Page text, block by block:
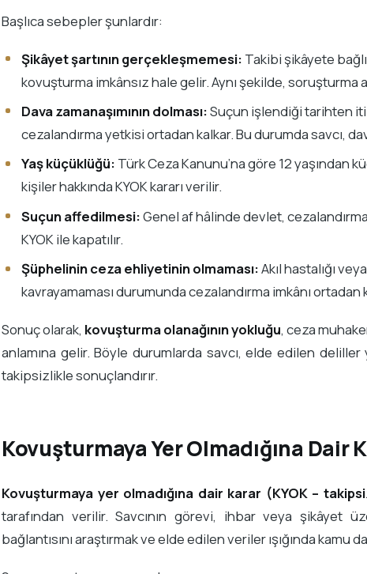
Başlıca sebepler şunlardır:
Şikâyet şartının gerçekleşmemesi: Takibi şikâyete
kovuşturma imkânsız hale gelir. Aynı şekilde, soruşturma
Dava zamanaşımının dolması:Suçun işlendiği tarihten
cezalandırma yetkisi ortadan kalkar. Bu durumda savcı,
Yaş küçüklüğü: Türk Ceza Kanunu’na göre 12 yaşından
kişiler hakkında KYOK kararı verilir.
Suçun affedilmesi:Genel af hâlinde devlet,
KYOK ile kapatılır.
Şüphelinin ceza ehliyetinin olmaması:Akıl hastalığı
kavrayamaması durumunda cezalandırma imkânı ortadan
Sonuç olarak, kovuşturma olanağının yokluğu, ceza
anlamına gelir. Böyle durumlarda savcı, elde edilen
takipsizlikle sonuçlandırır.
Kovuşturmaya Yer Olmadığına Dair
Kovuşturmaya yer olmadığına dair karar (KYOK –
tarafından verilir. Savcının görevi, ihbar veya şikâyet
bağlantısını araştırmak ve elde edilen veriler ışığında kamu